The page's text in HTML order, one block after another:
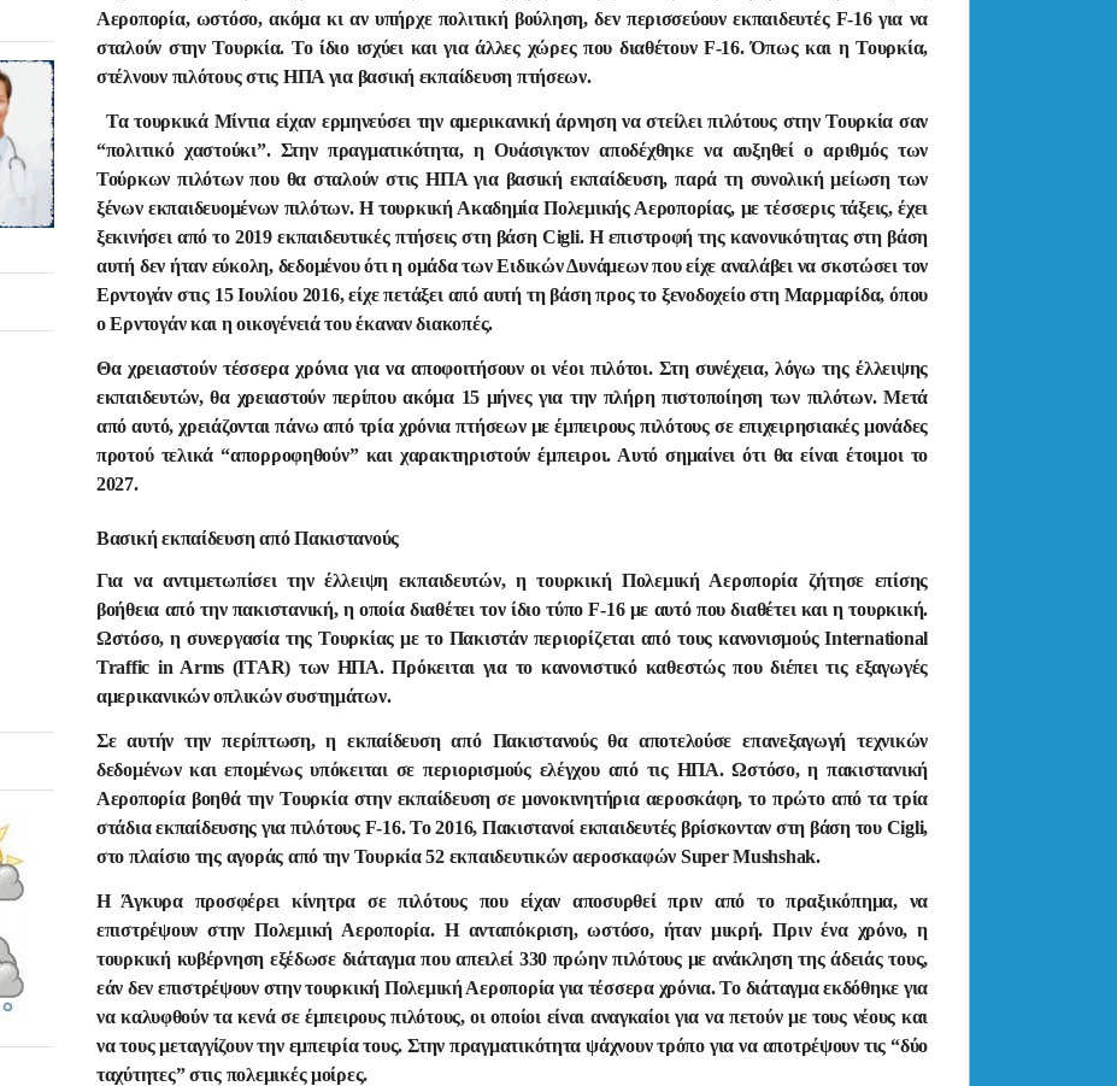
Αεροπορία, ωστόσο, ακόμα κι αν υπήρχε πολιτική βούληση, δεν περισσεύουν εκπαιδευτές F-16 για να
σταλούν στην Τουρκία. Το ίδιο ισχύει και για άλλες χώρες που διαθέτουν F-16. Όπως και η Τουρκία,
στέλνουν πιλότους στις ΗΠΑ για βασική εκπαίδευση πτήσεων.
Τα τουρκικά Μίντια είχαν ερμηνεύσει την αμερικανική άρνηση να στείλει πιλότους στην Τουρκία σαν
“πολιτικό χαστούκι”. Στην πραγματικότητα, η Ουάσιγκτον αποδέχθηκε να αυξηθεί ο αριθμός των
Τούρκων πιλότων που θα σταλούν στις ΗΠΑ για βασική εκπαίδευση, παρά τη συνολική μείωση των
ξένων εκπαιδευομένων πιλότων. Η τουρκική Ακαδημία Πολεμικής Αεροπορίας, με τέσσερις τάξεις, έχει
ξεκινήσει από το 2019 εκπαιδευτικές πτήσεις στη βάση Cigli. Η επιστροφή της κανονικότητας στη βάση
αυτή δεν ήταν εύκολη, δεδομένου ότι η ομάδα των Ειδικών Δυνάμεων που είχε αναλάβει να σκοτώσει τον
Ερντογάν στις 15 Ιουλίου 2016, είχε πετάξει από αυτή τη βάση προς το ξενοδοχείο στη Μαρμαρίδα, όπου
ο Ερντογάν και η οικογένειά του έκαναν διακοπές.
Θα χρειαστούν τέσσερα χρόνια για να αποφοιτήσουν οι νέοι πιλότοι. Στη συνέχεια, λόγω της έλλειψης
εκπαιδευτών, θα χρειαστούν περίπου ακόμα 15 μήνες για την πλήρη πιστοποίηση των πιλότων. Μετά
από αυτό, χρειάζονται πάνω από τρία χρόνια πτήσεων με έμπειρους πιλότους σε επιχειρησιακές μονάδες
προτού τελικά “απορροφηθούν” και χαρακτηριστούν έμπειροι. Αυτό σημαίνει ότι θα είναι έτοιμοι το
2027.
Βασική εκπαίδευση από Πακιστανούς
Για να αντιμετωπίσει την έλλειψη εκπαιδευτών, η τουρκική Πολεμική Αεροπορία ζήτησε επίσης
βοήθεια από την πακιστανική, η οποία διαθέτει τον ίδιο τύπο F-16 με αυτό που διαθέτει και η τουρκική.
Ωστόσο, η συνεργασία της Τουρκίας με το Πακιστάν περιορίζεται από τους κανονισμούς International
Traffic in Arms (ITAR) των ΗΠΑ. Πρόκειται για το κανονιστικό καθεστώς που διέπει τις εξαγωγές
αμερικανικών οπλικών συστημάτων.
Σε αυτήν την περίπτωση, η εκπαίδευση από Πακιστανούς θα αποτελούσε επανεξαγωγή τεχνικών
δεδομένων και επομένως υπόκειται σε περιορισμούς ελέγχου από τις ΗΠΑ. Ωστόσο, η πακιστανική
Αεροπορία βοηθά την Τουρκία στην εκπαίδευση σε μονοκινητήρια αεροσκάφη, το πρώτο από τα τρία
στάδια εκπαίδευσης για πιλότους F-16. Το 2016, Πακιστανοί εκπαιδευτές βρίσκονταν στη βάση του Cigli,
στο πλαίσιο της αγοράς από την Τουρκία 52 εκπαιδευτικών αεροσκαφών Super Mushshak.
Η Άγκυρα προσφέρει κίνητρα σε πιλότους που είχαν αποσυρθεί πριν από το πραξικόπημα, να
επιστρέψουν στην Πολεμική Αεροπορία. Η ανταπόκριση, ωστόσο, ήταν μικρή. Πριν ένα χρόνο, η
τουρκική κυβέρνηση εξέδωσε διάταγμα που απειλεί 330 πρώην πιλότους με ανάκληση της άδειάς τους,
εάν δεν επιστρέψουν στην τουρκική Πολεμική Αεροπορία για τέσσερα χρόνια. Το διάταγμα εκδόθηκε για
να καλυφθούν τα κενά σε έμπειρους πιλότους, οι οποίοι είναι αναγκαίοι για να πετούν με τους νέους και
να τους μεταγγίζουν την εμπειρία τους. Στην πραγματικότητα ψάχνουν τρόπο για να αποτρέψουν τις “δύο
ταχύτητες” στις πολεμικές μοίρες.